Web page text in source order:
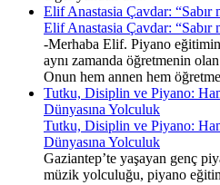
Elif Anastasia Çavdar: “Sabır
Elif Anastasia Çavdar: “Sabır
-Merhaba Elif. Piyano
aynı zamanda öğretmenin
Onun hem annen hem
Tutku, Disiplin ve Piyano:
Dünyasına Yolculuk
Tutku, Disiplin ve Piyano:
Dünyasına Yolculuk
Gaziantep’te yaşayan genç
müzik yolculuğu, piyano